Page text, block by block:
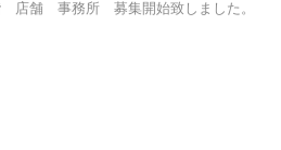
店舗 事務所 募集開始致しました。